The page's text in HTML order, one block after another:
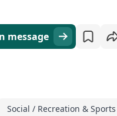
message
Social / Recreation &